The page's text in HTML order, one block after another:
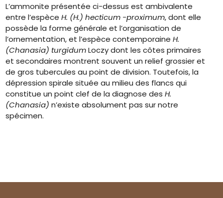
L’ammonite présentée ci-dessus est ambivalente
entre l’espèceH. (H.) hecticum -proximum, dont elle
possède la forme générale et l’organisation de
l’ornementation, et l’espèce contemporaineH.
(Chanasia) turgidumLoczy dont les côtes primaires
et secondaires montrent souvent un relief grossier et
de gros tubercules au point de division. Toutefois, la
dépression spirale située au milieu des flancs qui
constitue un point clef de la diagnose desH.
(Chanasia) n’existe absolument pas sur notre
spécimen.